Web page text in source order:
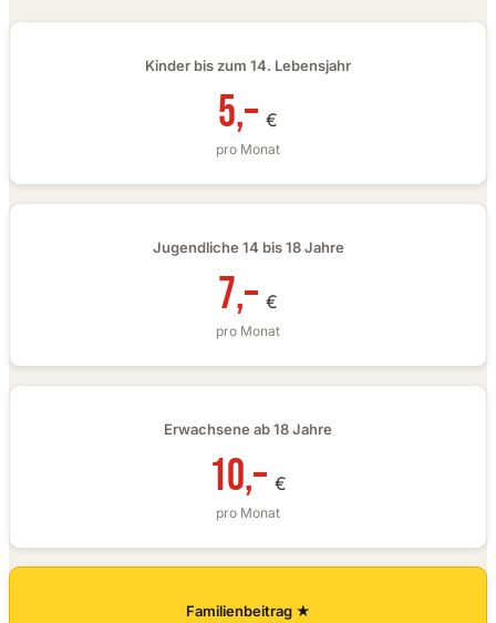
Kinder bis zum 14. Lebensjahr
5,– €
pro Monat
Jugendliche 14 bis 18 Jahre
7,– €
pro Monat
Erwachsene ab 18 Jahre
10,– €
pro Monat
Familienbeitrag ★